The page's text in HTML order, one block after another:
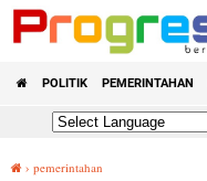
POLITIK PEMERINTAHAN
› pemerintahan